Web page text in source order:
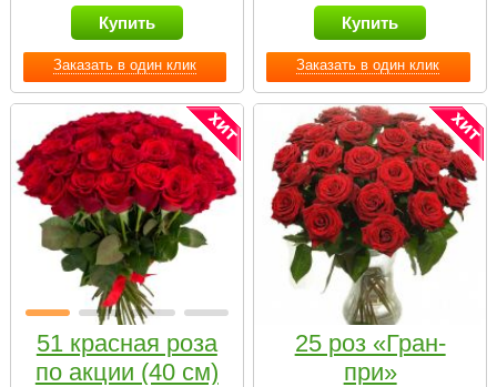
Заказать в один клик
Купить
Заказать в один клик
Купить
51 красная роза
по акции (40 см)
25 роз «Гран-
при»